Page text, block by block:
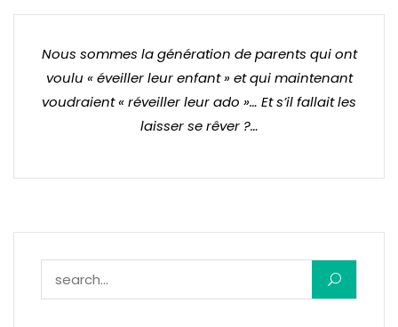
Nous sommes la génération de parents qui ont
voulu « éveiller leur enfant » et qui maintenant
voudraient « réveiller leur ado »… Et s’il fallait les
laisser se rêver ?…